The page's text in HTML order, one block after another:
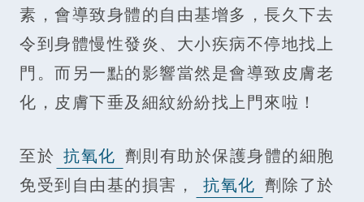
素，會導致身體的自由基增多，長久下去
令到身體慢性發炎、大小疾病不停地找上
門。而另一點的影響當然是會導致皮膚老
化，皮膚下垂及細紋紛紛找上門來啦！
至於 抗氧化 劑則有助於保護身體的細胞
免受到自由基的損害，
抗氧化 劑除了於